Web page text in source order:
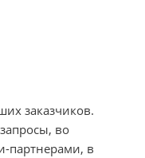
заказчиков.
во
партнерами, в